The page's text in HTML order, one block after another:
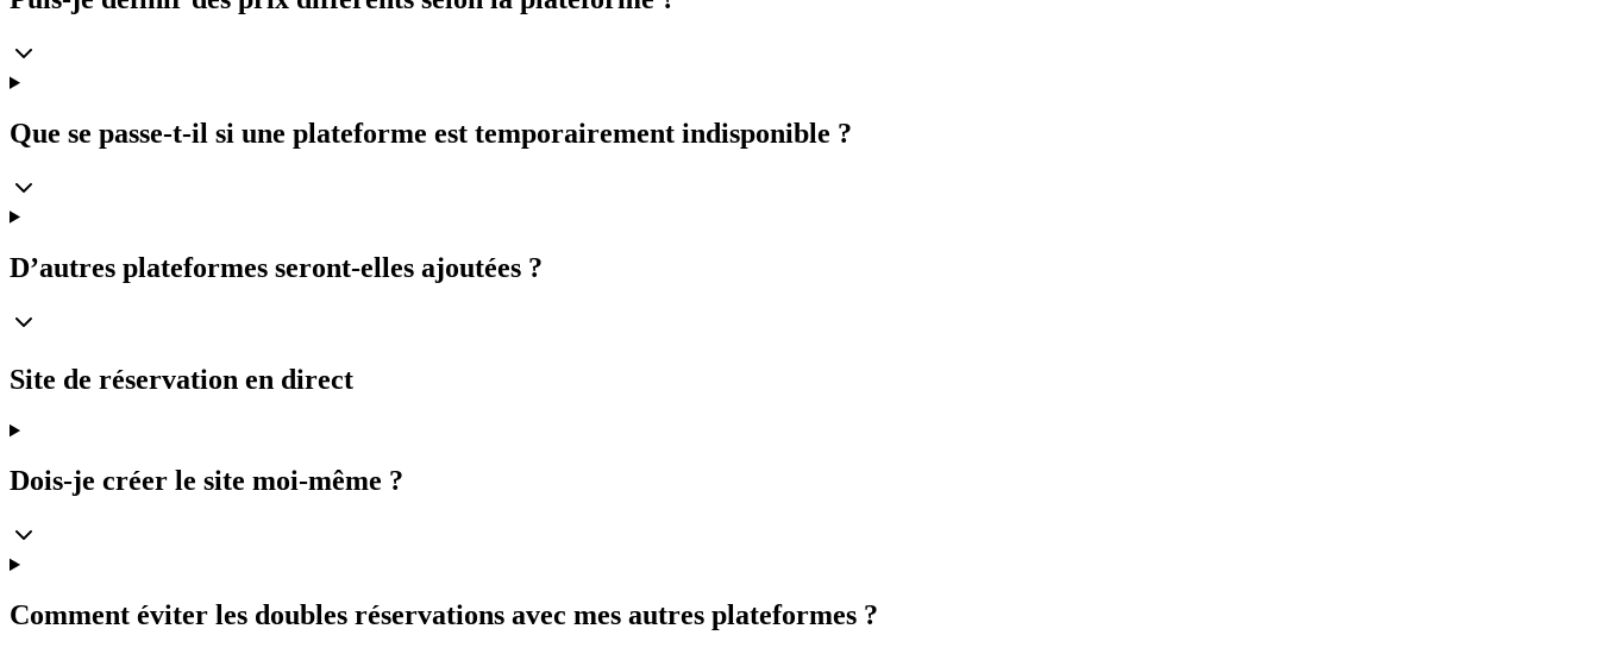
Que se passe-t-il si une plateforme est temporairement indisponible ?
D’autres plateformes seront-elles ajoutées ?
Site de réservation en direct
Dois-je créer le site moi-même ?
Comment éviter les doubles réservations avec mes autres plateformes ?